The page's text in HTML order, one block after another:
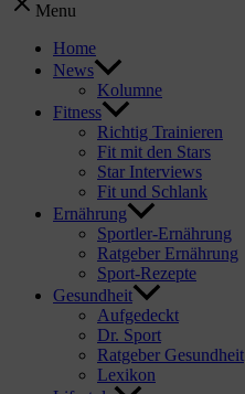
Menu
Home
News
Kolumne
Fitness
Richtig Trainieren
Fit mit den Stars
Star Interviews
Fit und Schlank
Ernährung
Sportler-Ernährung
Ratgeber Ernährung
Sport-Rezepte
Gesundheit
Aufgedeckt
Dr. Sport
Ratgeber Gesundheit
Lexikon